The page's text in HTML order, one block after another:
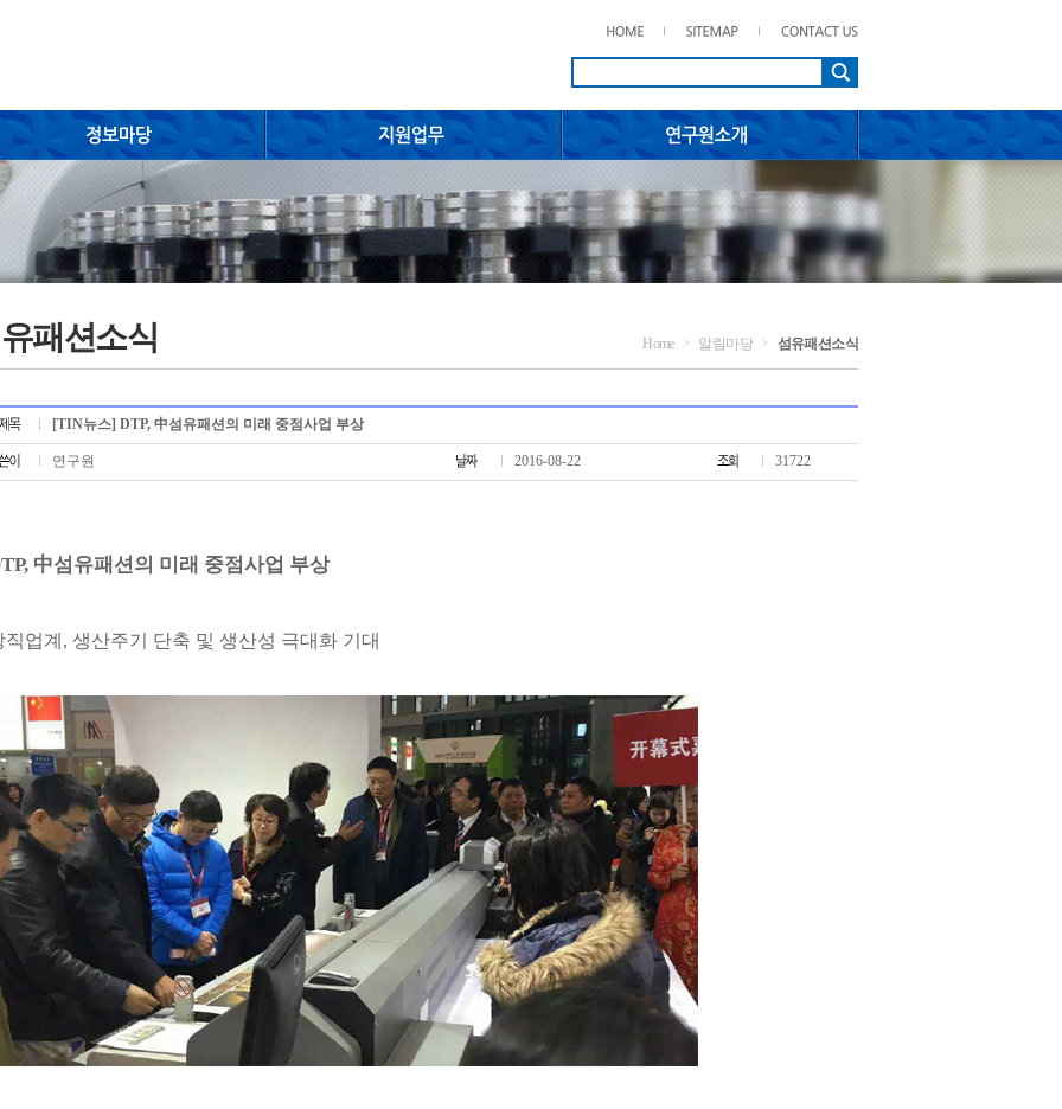
패션소식 Home > 알림마당 > 섬유패션소식
[TIN뉴스] DTP, 中섬유패션의 미래 중점사업 부상
연구원 2016-08-22 31722
中섬유패션의 미래 중점사업 부상
직업계 , 생산주기 단축 및 생산성 극대화 기대